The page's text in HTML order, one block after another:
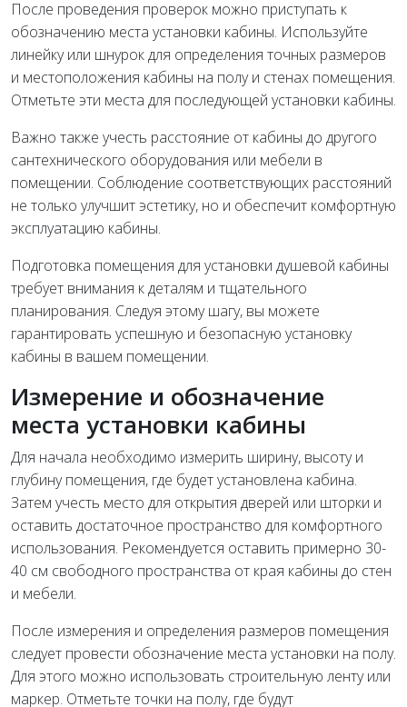
После проведения проверок можно приступать к
обозначению места установки кабины. Используйте
линейку или шнурок для определения точных размеров
и местоположения кабины на полу и стенах помещения.
Отметьте эти места для последующей установки кабины.
Важно также учесть расстояние от кабины до другого
сантехнического оборудования или мебели в
помещении. Соблюдение соответствующих расстояний
не только улучшит эстетику, но и обеспечит комфортную
эксплуатацию кабины.
Подготовка помещения для установки душевой кабины
требует внимания к деталям и тщательного
планирования. Следуя этому шагу, вы можете
гарантировать успешную и безопасную установку
кабины в вашем помещении.
Измерение и обозначение
места установки кабины
Для начала необходимо измерить ширину, высоту и
глубину помещения, где будет установлена кабина.
Затем учесть место для открытия дверей или шторки и
оставить достаточное пространство для комфортного
использования. Рекомендуется оставить примерно 30-
40 см свободного пространства от края кабины до стен
и мебели.
После измерения и определения размеров помещения
следует провести обозначение места установки на полу.
Для этого можно использовать строительную ленту или
маркер. Отметьте точки на полу, где будут